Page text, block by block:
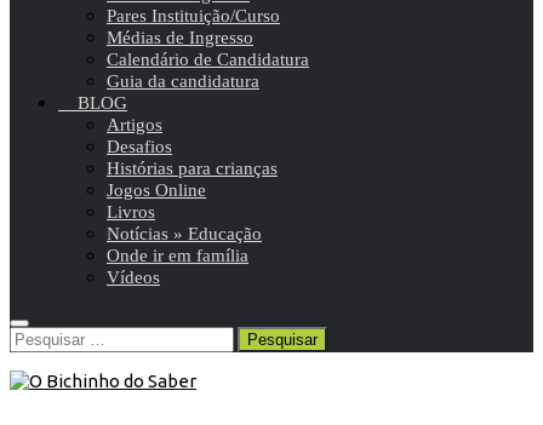
Pares Instituição/Curso
Médias de Ingresso
Calendário de Candidatura
Guia da candidatura
BLOG
Artigos
Desafios
Histórias para crianças
Jogos Online
Livros
Notícias » Educação
Onde ir em família
Vídeos
Pesquisar
por: